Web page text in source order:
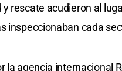
rescate acudieron al
inspeccionaban cada
la agencia internacional